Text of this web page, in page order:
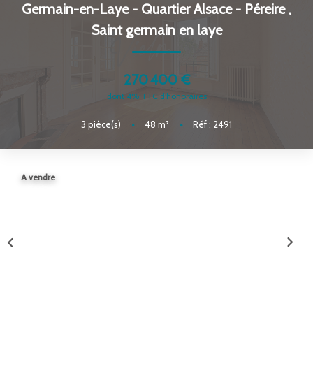
ESTIMER
ENTREPRISES
Germain-en-Laye - Quartier Alsace - Péreire ,
Saint germain en laye
270 400 €
dont 4% TTC d'honoraires
3 pièce(s) • 48 m² • Réf : 2491
A vendre